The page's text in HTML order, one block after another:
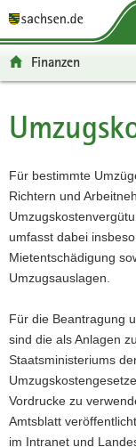
t
ü
e
r
g
r
e
i
e
n
d
e
N
a
v
t
n
v
i
g
a
t
i
n
p
n
a
l
t
t
e
n
f
o
r
m
a
i
o
n
t
-
e
r
e
i
c
h
Finanzen
Hauptinhalt
Für bestimmte
Richtern und
umfasst dabei
Mietentschädigung
Umzugsauslagen.
Für die Beantragung
sind die als Anlagen
Staatsministeriums
Vordrucke zu
Amtsblatt
im Intranet und